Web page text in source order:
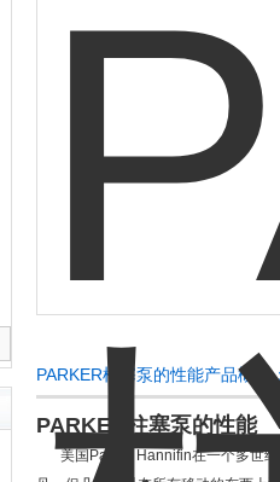
PARKER柱塞泵的性能产品概述
PARKER柱塞泵的性能
美国Parker Hannifin在一个多世